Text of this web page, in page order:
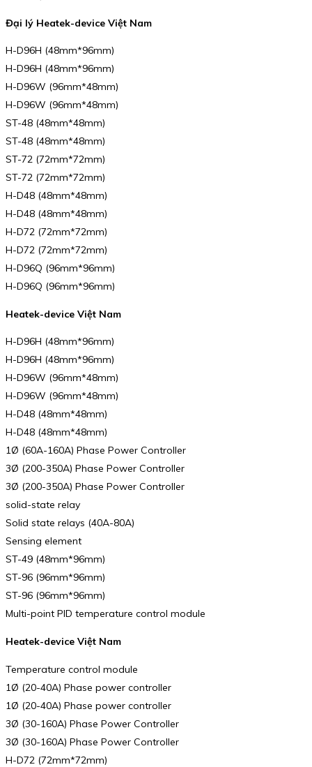
Đại lý Heatek-device Việt Nam
H-D96H (48mm*96mm)
H-D96H (48mm*96mm)
H-D96W (96mm*48mm)
H-D96W (96mm*48mm)
ST-48 (48mm*48mm)
ST-48 (48mm*48mm)
ST-72 (72mm*72mm)
ST-72 (72mm*72mm)
H-D48 (48mm*48mm)
H-D48 (48mm*48mm)
H-D72 (72mm*72mm)
H-D72 (72mm*72mm)
H-D96Q (96mm*96mm)
H-D96Q (96mm*96mm)
Heatek-device Việt Nam
H-D96H (48mm*96mm)
H-D96H (48mm*96mm)
H-D96W (96mm*48mm)
H-D96W (96mm*48mm)
H-D48 (48mm*48mm)
H-D48 (48mm*48mm)
1Ø (60A-160A) Phase Power Controller
3Ø (200-350A) Phase Power Controller
3Ø (200-350A) Phase Power Controller
solid-state relay
Solid state relays (40A-80A)
Sensing element
ST-49 (48mm*96mm)
ST-96 (96mm*96mm)
ST-96 (96mm*96mm)
Multi-point PID temperature control module
Heatek-device Việt Nam
Temperature control module
1Ø (20-40A) Phase power controller
1Ø (20-40A) Phase power controller
3Ø (30-160A) Phase Power Controller
3Ø (30-160A) Phase Power Controller
H-D72 (72mm*72mm)